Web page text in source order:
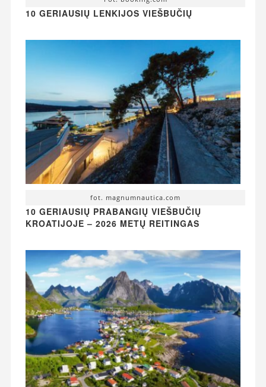
10 GERIAUSIŲ LENKIJOS VIEŠBUČIŲ
fot. magnumnautica.com
10 GERIAUSIŲ PRABANGIŲ VIEŠBUČIŲ
KROATIJOJE – 2026 METŲ REITINGAS